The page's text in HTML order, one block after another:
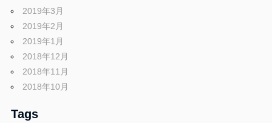
2019年3月
2019年2月
2019年1月
2018年12月
2018年11月
2018年10月
Tags